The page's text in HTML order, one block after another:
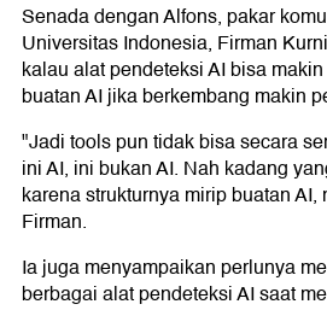
Senada dengan Alfons, pakar
Universitas Indonesia, Firman
kalau alat pendeteksi AI bisa
buatan AI jika berkembang makin
"Jadi tools pun tidak bisa secara
ini AI, ini bukan AI. Nah kadang
karena strukturnya mirip buatan
Firman.
Ia juga menyampaikan perlunya
berbagai alat pendeteksi AI saat